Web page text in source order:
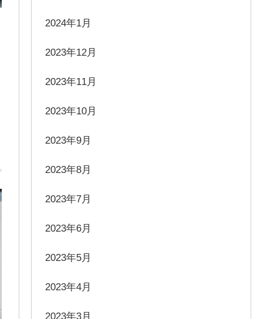
2024年1月
2023年12月
2023年11月
2023年10月
2023年9月
2023年8月
2023年7月
2023年6月
2023年5月
2023年4月
2023年3月